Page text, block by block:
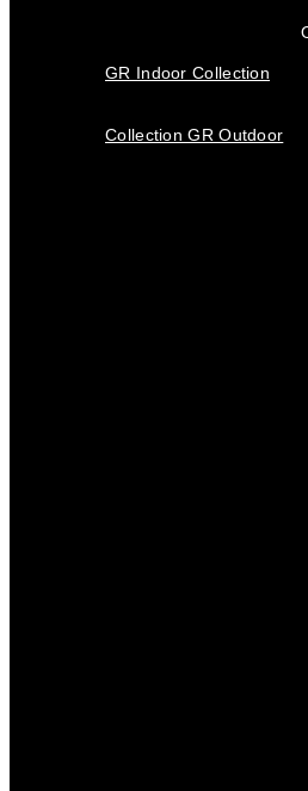
GR Indoor Collection
Collection GR Outdoor